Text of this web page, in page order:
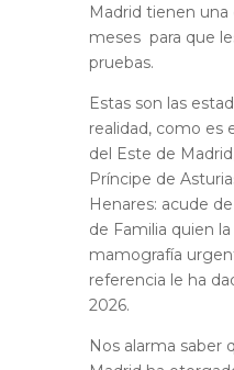
Madrid tienen
meses para que
pruebas.
Estas son las
realidad, como es
del Este de
Príncipe de
Henares: acude
de Familia quien
mamografía
referencia le ha
2026.
Nos alarma saber